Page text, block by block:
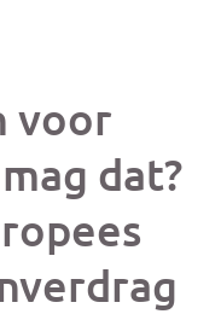
op
Facebook
op
X
op via
voor
dat?